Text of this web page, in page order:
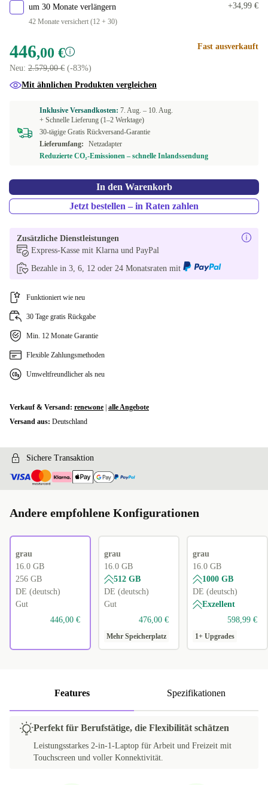
um 30 Monate verlängern
42 Monate versichert (12 + 30)
+34,99 €
446,00 €
Neu: 2.579,00 € (-83%)
Fast ausverkauft
Mit ähnlichen Produkten vergleichen
Inklusive Versandkosten: 7. Aug. – 10. Aug.
+ Schnelle Lieferung (1–2 Werktage)
30-tägige Gratis Rückversand-Garantie
Lieferumfang:
Netzadapter
Reduzierte CO₂-Emissionen – schnelle Inlandssendung
In den Warenkorb
Jetzt bestellen – in Raten zahlen
Zusätzliche Dienstleistungen
Express-Kasse mit Klarna und PayPal
Bezahle in 3, 6, 12 oder 24 Monatsraten mit
Funktioniert wie neu
30 Tage gratis Rückgabe
Min. 12 Monate Garantie
Flexible Zahlungsmethoden
Umweltfreundlicher als neu
Verkauf & Versand: renewone alle Angebote
Versand aus: Deutschland
Sichere Transaktion
Andere empfohlene Konfigurationen
grau
16.0 GB
256 GB
DE (deutsch)
Gut
446,00 €
grau
16.0 GB
512 GB
DE (deutsch)
Gut
476,00 €
Mehr Speicherplatz
grau
16.0 GB
1000 GB
DE (deutsch)
Exzellent
598,99 €
1+ Upgrades
Features Spezifikationen
Perfekt für Berufstätige, die Flexibilität schätzen
Leistungsstarkes 2-in-1-Laptop für Arbeit und Freizeit mit
Touchscreen und voller Konnektivität.